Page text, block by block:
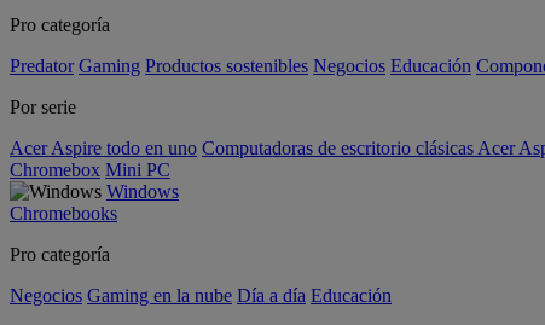
Pro categoría
Predator Gaming Productos sostenibles Negocios Educación
Por serie
Acer Aspire todo en uno Computadoras de escritorio clásicas Acer
Chromebox Mini PC
Windows
Chromebooks
Pro categoría
Negocios Gaming en la nube Día a día Educación